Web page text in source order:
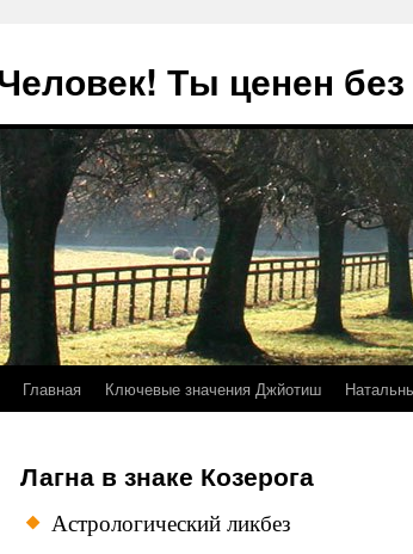
Ты ценен без
Перейти
содержимому
Главная Ключевые значения Джйотиш
Лагна в знаке Козерога
Астрологический ликбез